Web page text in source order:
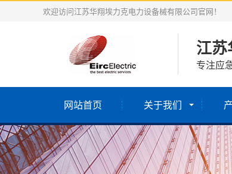
欢迎访问江苏华翔埃力克电力设备械有限公司官网！
江
专注应
网站首页 关于我们